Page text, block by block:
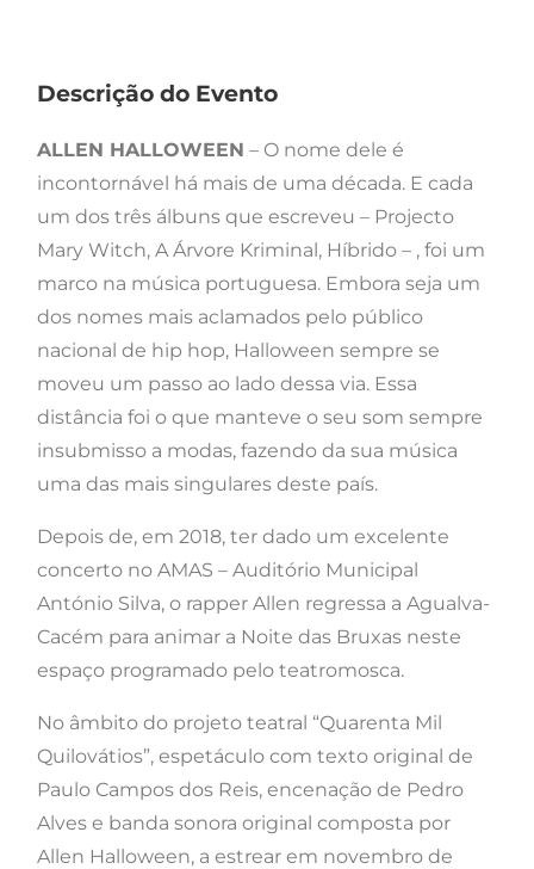
Descrição do Evento
ALLEN HALLOWEEN – O nome dele é
incontornável há mais de uma década. E cada
um dos três álbuns que escreveu – Projecto
Mary Witch, A Árvore Kriminal, Híbrido – , foi um
marco na música portuguesa. Embora seja um
dos nomes mais aclamados pelo público
nacional de hip hop, Halloween sempre se
moveu um passo ao lado dessa via. Essa
distância foi o que manteve o seu som sempre
insubmisso a modas, fazendo da sua música
uma das mais singulares deste país.
Depois de, em 2018, ter dado um excelente
concerto no AMAS – Auditório Municipal
António Silva, o rapper Allen regressa a Agualva-
Cacém para animar a Noite das Bruxas neste
espaço programado pelo teatromosca.
No âmbito do projeto teatral “Quarenta Mil
Quilovátios”, espetáculo com texto original de
Paulo Campos dos Reis, encenação de Pedro
Alves e banda sonora original composta por
Allen Halloween, a estrear em novembro de